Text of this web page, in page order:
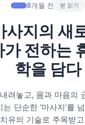
처의 프리미엄 힐링 스
리하는 법 – 전국 온
전국 산림 스파 6선
드는 법 – 감각적인
8개월 전 분 읽기
사지의 새
전하는
학을 담다
려놓고, 몸과 마음의
단순한 ‘마사지’를
유의 기술로 주목받